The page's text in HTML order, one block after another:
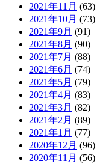
2021年11月 (63)
2021年10月 (73)
2021年9月 (91)
2021年8月 (90)
2021年7月 (88)
2021年6月 (74)
2021年5月 (79)
2021年4月 (83)
2021年3月 (82)
2021年2月 (89)
2021年1月 (77)
2020年12月 (96)
2020年11月 (56)